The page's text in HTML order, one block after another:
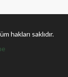
hakları saklıdır.